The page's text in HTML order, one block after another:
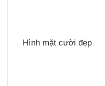
Hình mặt cười đẹp